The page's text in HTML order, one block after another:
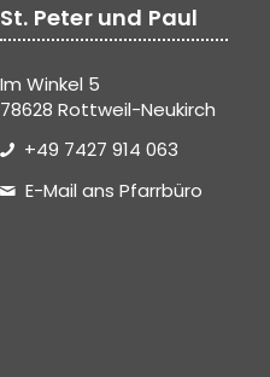
St. Peter und Paul
Im Winkel 5
78628 Rottweil-Neukirch
+49 7427 914 063
E-Mail ans Pfarrbüro